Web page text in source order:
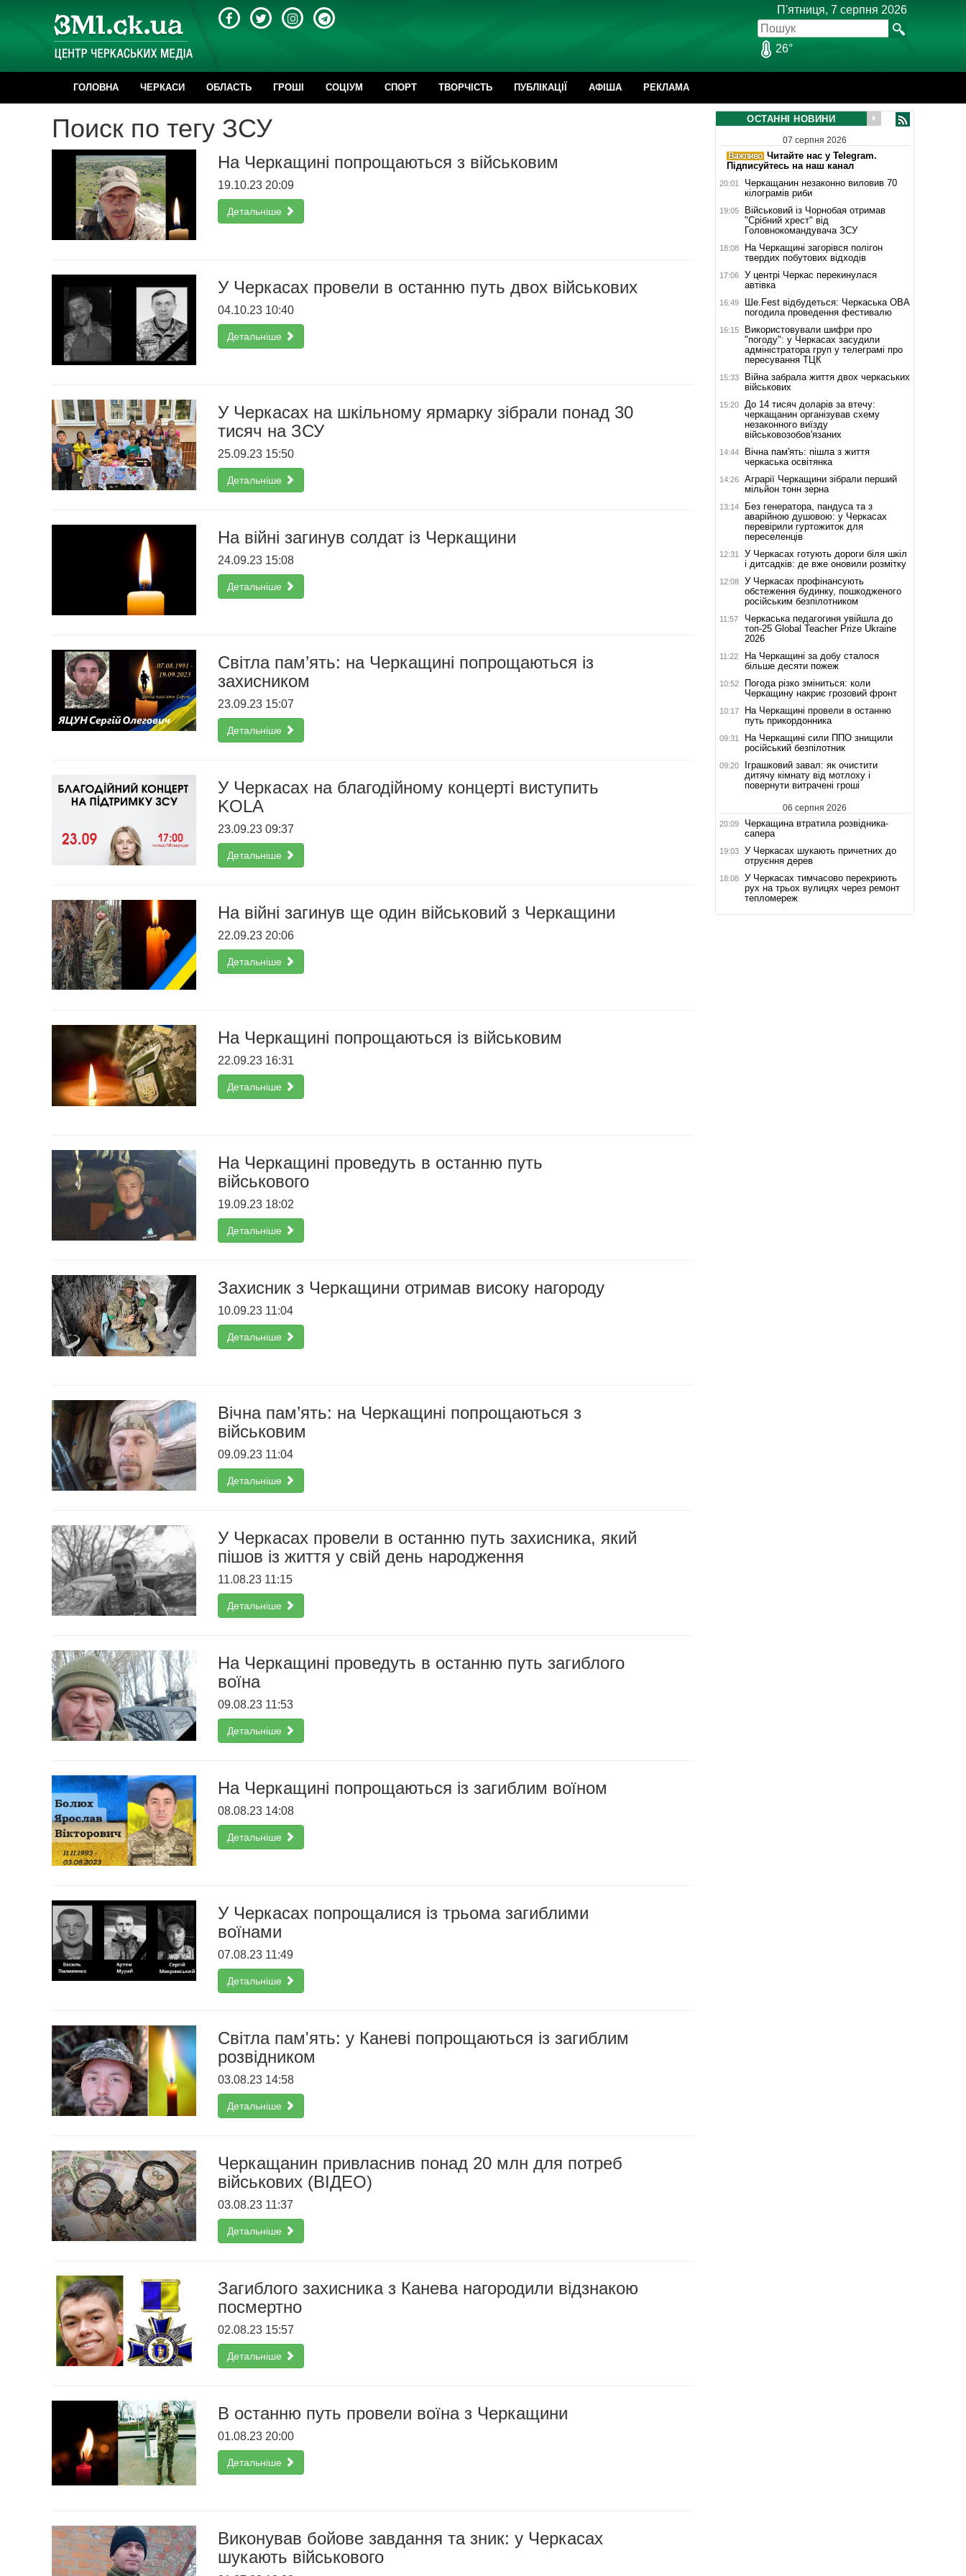
П'ятниця, 7 серпня 2026
26°
ГОЛОВНА ЧЕРКАСИ ОБЛАСТЬ ГРОШІ CОЦІУМ СПОРТ ТВОРЧІСТЬ ПУБЛІКАЦІЇ АФІША РЕКЛАМА
Поиск по тегу ЗСУ
На Черкащині попрощаються з військовим
19.10.23 20:09
Детальніше
У Черкасах провели в останню путь двох військових
04.10.23 10:40
Детальніше
У Черкасах на шкільному ярмарку зібрали понад 30
тисяч на ЗСУ
25.09.23 15:50
Детальніше
На війні загинув солдат із Черкащини
24.09.23 15:08
Детальніше
Світла пам’ять: на Черкащині попрощаються із
захисником
23.09.23 15:07
Детальніше
У Черкасах на благодійному концерті виступить
KOLA
23.09.23 09:37
Детальніше
На війні загинув ще один військовий з Черкащини
22.09.23 20:06
Детальніше
На Черкащині попрощаються із військовим
22.09.23 16:31
Детальніше
На Черкащині проведуть в останню путь
військового
19.09.23 18:02
Детальніше
Захисник з Черкащини отримав високу нагороду
10.09.23 11:04
Детальніше
Вічна пам’ять: на Черкащині попрощаються з
військовим
09.09.23 11:04
Детальніше
У Черкасах провели в останню путь захисника, який
пішов із життя у свій день народження
11.08.23 11:15
Детальніше
На Черкащині проведуть в останню путь загиблого
воїна
09.08.23 11:53
Детальніше
На Черкащині попрощаються із загиблим воїном
08.08.23 14:08
Детальніше
У Черкасах попрощалися із трьома загиблими
воїнами
07.08.23 11:49
Детальніше
Світла пам'ять: у Каневі попрощаються із загиблим
розвідником
03.08.23 14:58
Детальніше
Черкащанин привласнив понад 20 млн для потреб
військових (ВІДЕО)
03.08.23 11:37
Детальніше
Загиблого захисника з Канева нагородили відзнакою
посмертно
02.08.23 15:57
Детальніше
В останню путь провели воїна з Черкащини
01.08.23 20:00
Детальніше
Виконував бойове завдання та зник: у Черкасах
шукають військового
ОСТАННІ НОВИНИ
07 серпня 2026
Читайте нас у Telegram.
Підписуйтесь на наш канал
20:01
Черкащанин незаконно виловив 70
кілограмів риби
19:05
Військовий із Чорнобая отримав
"Срібний хрест" від
Головнокомандувача ЗСУ
18:08
На Черкащині загорівся полігон
твердих побутових відходів
17:06
У центрі Черкас перекинулася
автівка
16:49
Ше.Fest відбудеться: Черкаська ОВА
погодила проведення фестивалю
16:15
Використовували шифри про
"погоду": у Черкасах засудили
адміністратора груп у телеграмі про
пересування ТЦК
15:33
Війна забрала життя двох черкаських
військових
15:20
До 14 тисяч доларів за втечу:
черкащанин організував схему
незаконного виїзду
військовозобов'язаних
14:44
Вічна пам'ять: пішла з життя
черкаська освітянка
14:26
Аграрії Черкащини зібрали перший
мільйон тонн зерна
13:14
Без генератора, пандуса та з
аварійною душовою: у Черкасах
перевірили гуртожиток для
переселенців
12:31
У Черкасах готують дороги біля шкіл
і дитсадків: де вже оновили розмітку
12:08
У Черкасах профінансують
обстеження будинку, пошкодженого
російським безпілотником
11:57
Черкаська педагогиня увійшла до
топ-25 Global Teacher Prize Ukraine
2026
11:22
На Черкащині за добу сталося
більше десяти пожеж
10:52
Погода різко зміниться: коли
Черкащину накриє грозовий фронт
10:17
На Черкащині провели в останню
путь прикордонника
09:31
На Черкащині сили ППО знищили
російський безпілотник
09:20
Іграшковий завал: як очистити
дитячу кімнату від мотлоху і
повернути витрачені гроші
06 серпня 2026
20:09
Черкащина втратила розвідника-
сапера
19:03
У Черкасах шукають причетних до
отруєння дерев
18:08
У Черкасах тимчасово перекриють
рух на трьох вулицях через ремонт
тепломереж